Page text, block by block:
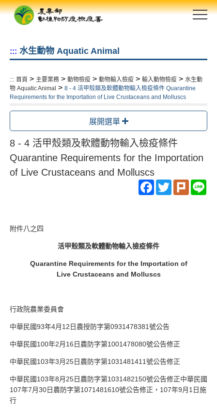
跳
::: 水生動物 Aquatic Animal
::: 首頁 > 主要業務 > 動物檢疫 > 動物輸入檢疫 > 輸入動物檢疫 > 水生動
物 Aquatic Animal > 8 - 4 活甲殼類及軟體動物輸入檢疫條件 Quarantine
Requirements for the Importation of Live Crustaceans and Molluscs
展開選單
8 - 4 活甲殼類及軟體動物輸入檢疫條件
Quarantine Requirements for the Importation
of Live Crustaceans and Molluscs
Facebook
TwitterPlurk
附件八之四
活甲殼類及軟體動物輸入檢疫條件
Quarantine Requirements for the Importation of
Live Crustaceans and Molluscs
行政院農業委員會
中華民國93年4月12日農授防字第0931478381號公告
中華民國100年2月16日農防字第1001478080號公告修正
中華民國103年3月25日農防字第1031481411號公告修正
中華民國103年8月25日農防字第1031482150號公告修正中華民國
107年7月30日農防字第1071481610號公告修正，107年9月1日施
行